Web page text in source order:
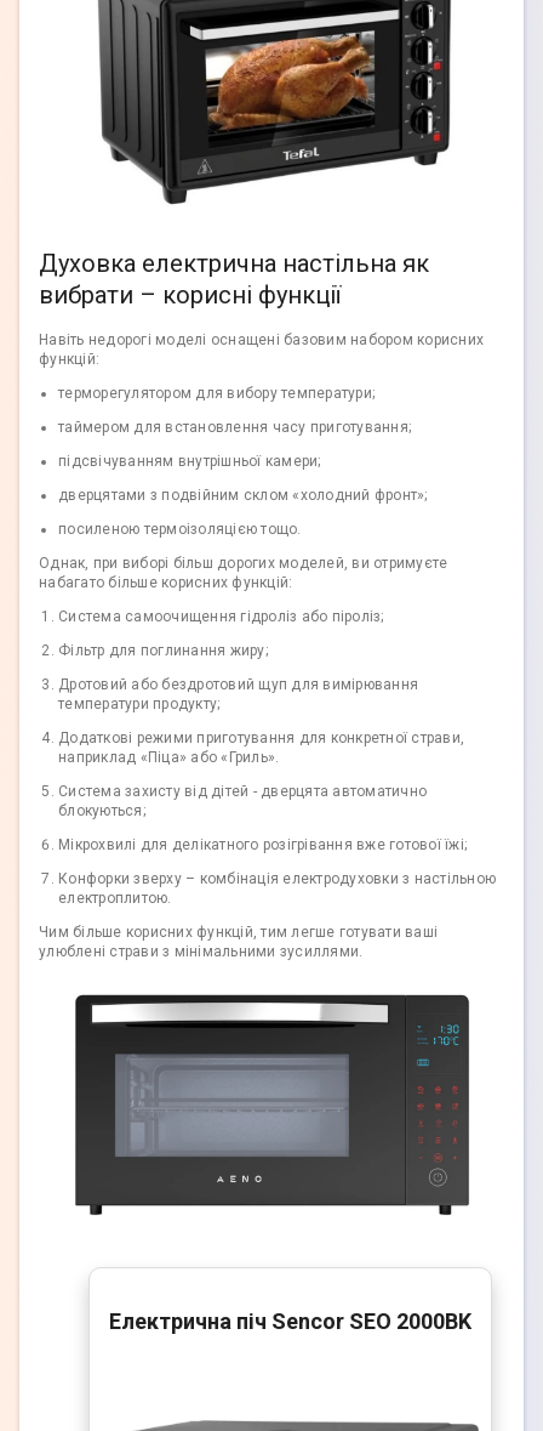
Духовка електрична настільна як
вибрати – корисні функції
Навіть недорогі моделі оснащені базовим набором корисних
функцій:
терморегулятором для вибору температури;
таймером для встановлення часу приготування;
підсвічуванням внутрішньої камери;
дверцятами з подвійним склом «холодний фронт»;
посиленою термоізоляцією тощо.
Однак, при виборі більш дорогих моделей, ви отримуєте
набагато більше корисних функцій:
Система самоочищення гідроліз або піроліз;
Фільтр для поглинання жиру;
Дротовий або бездротовий щуп для вимірювання
температури продукту;
Додаткові режими приготування для конкретної страви,
наприклад «Піца» або «Гриль».
Система захисту від дітей - дверцята автоматично
блокуються;
Мікрохвилі для делікатного розігрівання вже готової їжі;
Конфорки зверху – комбінація електродуховки з настільною
електроплитою.
Чим більше корисних функцій, тим легше готувати ваші
улюблені страви з мінімальними зусиллями.
Електрична піч Sencor SEO 2000BK